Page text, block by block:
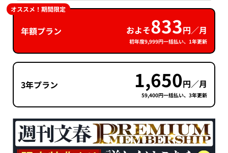
年額プラン およそ833円／月
初年度9,999円一括払い、1年更新
オススメ！期間限定
3年プラン 1,650円／月
59,400円一括払い、3年更新